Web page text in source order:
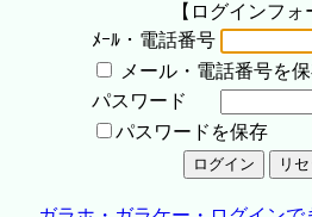
【ログインフォ
ﾒｰﾙ・電話番号
メール・電話番号を
パスワード
パスワードを保存